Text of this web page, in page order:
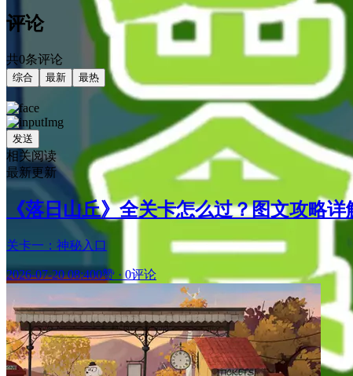
评论
共0条评论
综合 最新 最热
发送
相关阅读
最新更新
《落日山丘》全关卡怎么过？图文攻略
关卡一：神秘入口
2026-07-20 08:400赞 · 0评论